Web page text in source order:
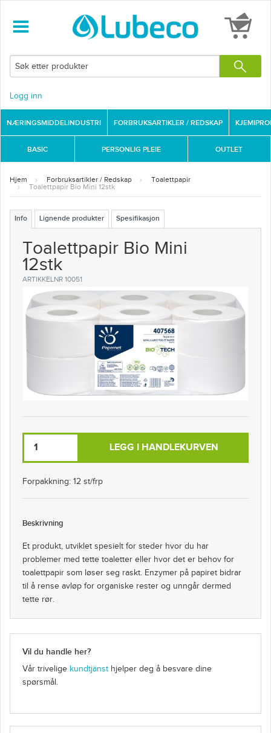
Logg inn
NÆRINGSMIDDELINDUSTRI FORBRUKSARTIKLER / REDSKAP
BASIC PERSONLIG PLEIE OUTLET
Hjem Forbruksartikler / Redskap
Toalettpapir
Toalettpapir Bio Mini 12stk
Info Lignende produkter Spesifikasjon
Toalettpapir Bio Mini
12stk
ARTIKKELNR 10051
LEGG I HANDLEKURVEN
Forpakkning: 12 st/frp
Beskrivning
Et produkt, utviklet spesielt for steder hvor du har
problemer med tette toaletter eller hvor det er behov for
toalettpapir som løser seg raskt. Enzymer på papiret bidrar
til å rense avløp for organiske rester og unngår dermed
tette rør.
Vil du handle her?
Vår trivelige kundtjänst hjelper deg å besvare dine
spørsmål.